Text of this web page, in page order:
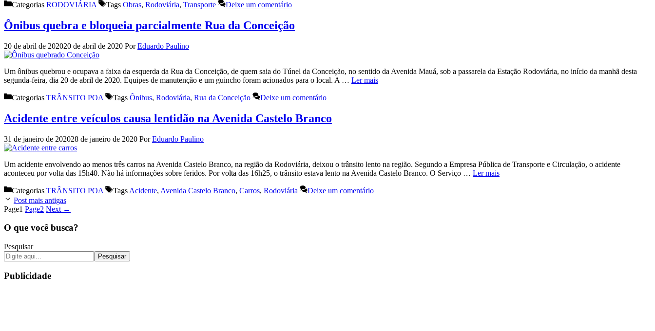
Categorias RODOVIÁRIA Tags Obras, Rodoviária, Transporte Deixe um comentário
Ônibus quebra e bloqueia parcialmente Rua da Conceição
20 de abril de 202020 de abril de 2020 PorEduardo Paulino
Um ônibus quebrou e ocupava a faixa da esquerda da Rua da Conceição, de quem saia do Túnel da Conceição, no sentido da Avenida Mauá, sob a passarela da Estação Rodoviária, no início da manhã desta
segunda-feira, dia 20 de abril de 2020. Equipes de manutenção e um guincho foram acionados para o local. A … Ler mais
Categorias TRÂNSITO POA Tags Ônibus, Rodoviária, Rua da Conceição Deixe um comentário
Acidente entre veículos causa lentidão na Avenida Castelo Branco
31 de janeiro de 202028 de janeiro de 2020 PorEduardo Paulino
Um acidente envolvendo ao menos três carros na Avenida Castelo Branco, na região da Rodoviária, deixou o trânsito lento na região. Segundo a Empresa Pública de Transporte e Circulação, o acidente
aconteceu por volta das 15h40. Não há informações sobre feridos. Por volta das 16h25, o trânsito estava lento na Avenida Castelo Branco. O Serviço … Ler mais
Categorias TRÂNSITO POA Tags Acidente, Avenida Castelo Branco, Carros, Rodoviária
Deixe um comentário
Post mais antigas
Page1 Page2 Next →
O que você busca?
Pesquisar
Pesquisar
Publicidade